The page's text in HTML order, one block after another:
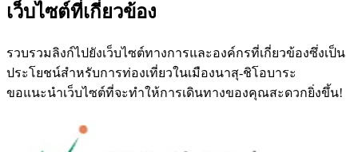
เว็บไซต์ที่เกี่ยวข้อง
รวบรวมลิงก์ไปยังเว็บไซต์ทางการและองค์กรที่เกี่ยวข้องซึ่งเป็น
ประโยชน์สำหรับการท่องเที่ยวในเมืองนาสุ-ชิโอบาระ
ขอแนะนำเว็บไซต์ที่จะทำให้การเดินทางของคุณสะดวกยิ่งขึ้น!